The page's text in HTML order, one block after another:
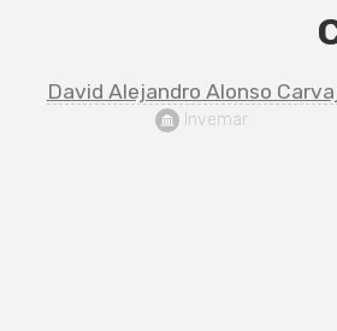
David Alejandro Alonso
Invemar